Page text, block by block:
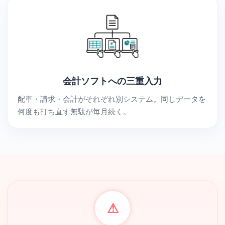
会計ソフトへの三重入力
配車・請求・会計がそれぞれ別システム。同じデータを
何度も打ち直す無駄が毎月続く。
⚠